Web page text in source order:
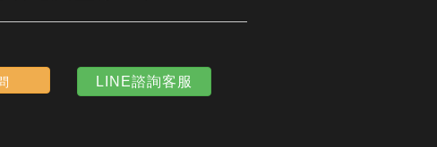
LINE諮詢客服